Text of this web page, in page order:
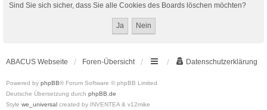
Sind Sie sich sicher, dass Sie alle Cookies des Boards löschen möchten?
ABACUS Webseite Foren-Übersicht Datenschutzerklärung
Powered by phpBB® Forum Software © phpBB Limited
Deutsche Übersetzung durch phpBB.de
Style we_universal created by INVENTEA & v12mike